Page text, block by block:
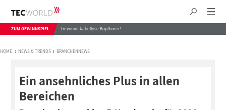
ZUM GEWINNSPIEL Gewinne kabellose Kopfhörer!
HOME NEWS & TRENDS BRANCHENNEWS
Ein ansehnliches Plus in allen
Bereichen